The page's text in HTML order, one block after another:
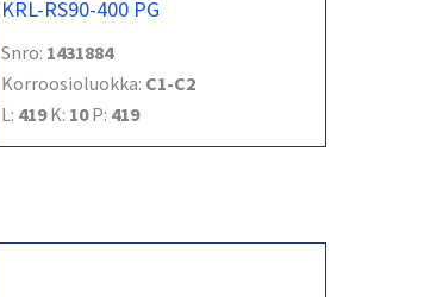
KRL-RS90-400 PG
Snro: 1431884
Korroosioluokka: C1-C2
L: 419K: 10P: 419